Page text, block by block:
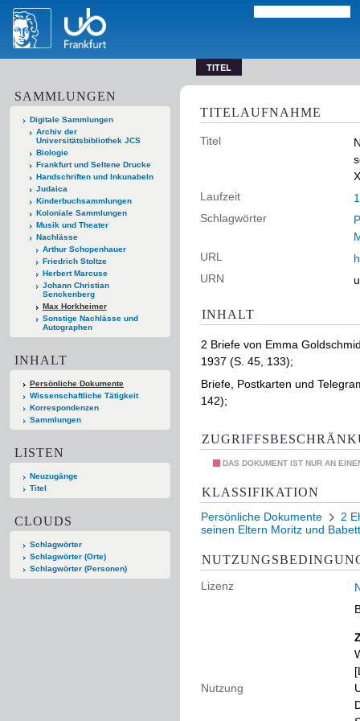
TITEL
SAMMLUNGEN
Digitale Sammlungen
Archiv der
Universitätsbibliothek JCS
Biologie
Frankfurt und Seltene Drucke
Handschriften und Inkunabeln
Judaica
Kinderbuchsammlungen
Koloniale Sammlungen
Musik und Theater
Nachlässe
Arthur Schopenhauer
Friedrich Stoltze
Herbert Marcuse
Johann Christian
Senckenberg
Max Horkheimer
Sonstige Nachlässe und
Autographen
INHALT
Persönliche Dokumente
Wissenschaftliche Tätigkeit
Korrespondenzen
Sammlungen
LISTEN
Neuzugänge
Titel
CLOUDS
Schlagwörter
Schlagwörter (Orte)
Schlagwörter (Personen)
TITELAUFNAHME
Titel
Laufzeit
Schlagwörter
URL
URN
INHALT
2 Briefe von Emma
1937 (S. 45, 133);
Briefe, Postkarten und
142);
DAS DOKUMENT IST NUR AN
KLASSIFIKATION
Persönliche Dokumente
2
seinen Eltern Moritz und
Lizenz
Nutzung